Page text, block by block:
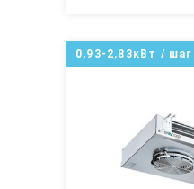
0,93-2,83кВт /